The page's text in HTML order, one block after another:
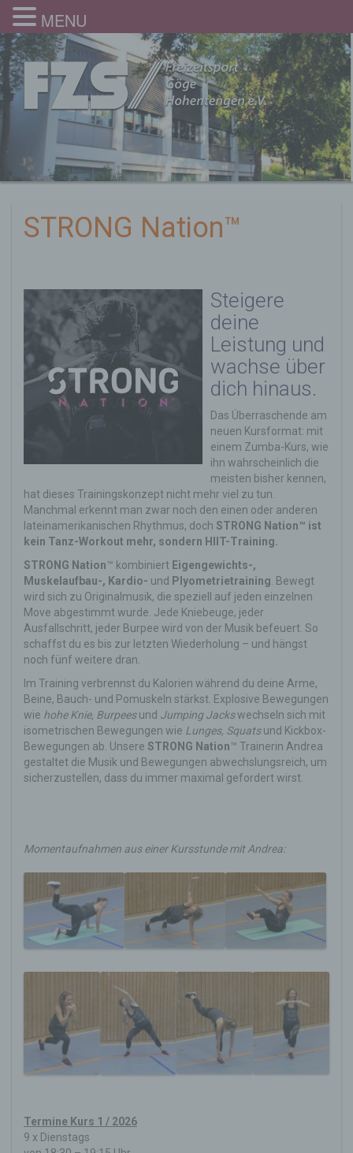
STRONG Nation™
Steigere
deine
Leistung und
wachse über
dich hinaus.
Das Überraschende am
neuen Kursformat: mit
einem Zumba-Kurs, wie
ihn wahrscheinlich die
meisten bisher kennen,
hat dieses Trainingskonzept nicht mehr viel zu tun.
Manchmal erkennt man zwar noch den einen oder anderen
lateinamerikanischen Rhythmus, doch STRONG Nation™ ist
kein Tanz-Workout mehr, sondern HIIT-Training.
STRONG Nation™ kombiniert Eigengewichts-,
Muskelaufbau-, Kardio- und Plyometrietraining . Bewegt
wird sich zu Originalmusik, die speziell auf jeden einzelnen
Move abgestimmt wurde. Jede Kniebeuge, jeder
Ausfallschritt, jeder Burpee wird von der Musik befeuert. So
schaffst du es bis zur letzten Wiederholung – und hängst
noch fünf weitere dran.
Im Training verbrennst du Kalorien während du deine Arme,
Beine, Bauch- und Pomuskeln stärkst. Explosive Bewegungen
wie hohe Knie, Burpeesund Jumping Jackswechseln sich mit
isometrischen Bewegungen wie Lunges, Squatsund Kickbox-
Bewegungen ab. Unsere STRONG Nation™ Trainerin Andrea
gestaltet die Musik und Bewegungen abwechslungsreich, um
sicherzustellen, dass du immer maximal gefordert wirst.
Momentaufnahmen aus einer Kursstunde mit Andrea:
Termine Kurs 1 / 2026
9 x Dienstags
MENU